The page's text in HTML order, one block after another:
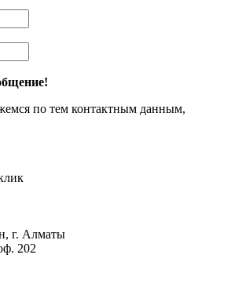
по тем контактным данным,
г. Алматы
202